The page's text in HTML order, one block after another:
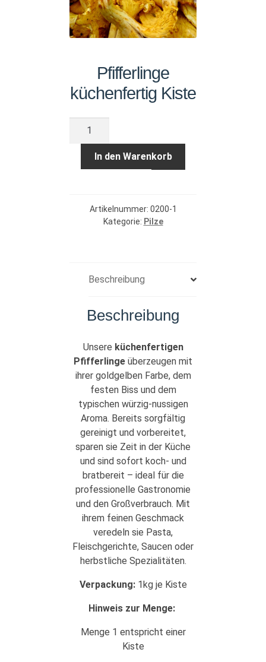
Pfifferlinge
küchenfertig Kiste
Pfifferlinge
Menge
In den Warenkorb
Artikelnummer: 0200-1
Kategorie: Pilze
Beschreibung
Beschreibung
Unsere küchenfertigen
Pfifferlinge überzeugen mit
ihrer goldgelben Farbe, dem
festen Biss und dem
typischen würzig-nussigen
Aroma. Bereits sorgfältig
gereinigt und vorbereitet,
sparen sie Zeit in der Küche
und sind sofort koch- und
bratbereit – ideal für die
professionelle Gastronomie
und den Großverbrauch. Mit
ihrem feinen Geschmack
veredeln sie Pasta,
Fleischgerichte, Saucen oder
herbstliche Spezialitäten.
Verpackung:1kg je Kiste
Hinweis zur Menge:
Menge 1 entspricht einer
Kiste